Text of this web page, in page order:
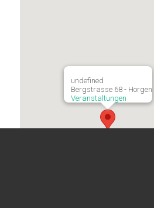
undefined
Bergstrasse 68 - Horgen
Veranstaltungen